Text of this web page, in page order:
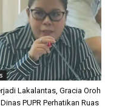
Lakalantas, Gracia Oroh
PUPR Perhatikan Ruas